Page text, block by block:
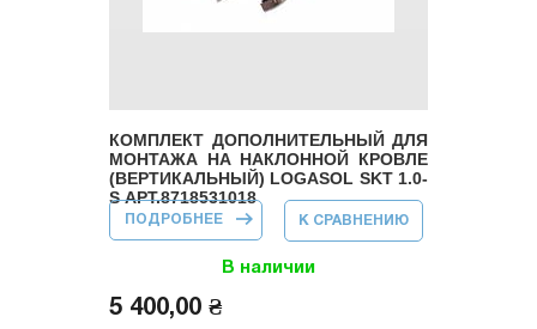
КОМПЛЕКТ ДОПОЛНИТЕЛЬНЫЙ ДЛЯ
МОНТАЖА НА НАКЛОННОЙ КРОВЛЕ
(ВЕРТИКАЛЬНЫЙ) LOGASOL SKT 1.0-
S АРТ.8718531018
5 400,00 ₴
К СРАВНЕНИЮ
В наличии
ПОДРОБНЕЕ О КОМПЛЕКТ
ДОПОЛНИТЕЛЬНЫЙ
НАКЛОННОЙ
КРОВЛЕ